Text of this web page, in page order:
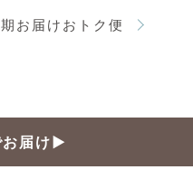
お届けおトク便
お届け▶